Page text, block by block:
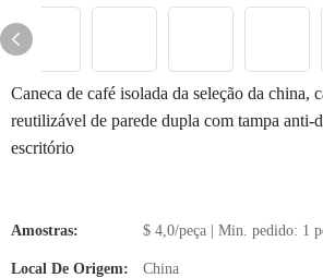
Caneca de café isolada da seleção da china,
reutilizável de parede dupla com tampa anti-
escritório
Amostras: $ 4,0/peça | Min. pedido: 1
Local De Origem: China